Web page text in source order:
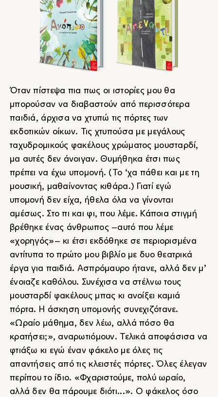
Όταν πίστεψα πια πως οι ιστορίες μου θα
μπορούσαν να διαβαστούν από περισσότερα
παιδιά, άρχισα να χτυπώ τις πόρτες των
εκδοτικών οίκων. Τις χτυπούσα με μεγάλους
ταχυδρομικούς φακέλους χρώματος μουσταρδί,
μα αυτές δεν άνοιγαν. Θυμήθηκα έτσι πως
πρέπει να έχω υπομονή. (Το ‘χα πάθει και με τη
μουσική, μαθαίνοντας κιθάρα.) Γιατί εγώ
υπομονή δεν είχα, ήθελα όλα να γίνονται
αμέσως. Στο πι και φι, που λέμε. Κάποια στιγμή
βρέθηκε ένας άνθρωπος –αυτό που λέμε
«χορηγός»– κι έτσι εκδόθηκε σε περιορισμένα
αντίτυπα το πρώτο μου βιβλίο με δυο θεατρικά
έργα για παιδιά. Ασπρόμαυρο ήτανε, αλλά δεν μ’
ένοιαζε καθόλου. Συνέχισα να στέλνω τους
μουσταρδί φακέλους μπας κι ανοίξει καμιά
πόρτα. Η άσκηση υπομονής συνεχιζότανε.
«Ωραίο μάθημα, δεν λέω, αλλά πόσο θα
κρατήσει;», αναρωτιόμουν. Τελικά αποφάσισα να
φτιάξω κι εγώ έναν φάκελο με όλες τις
απαντήσεις από τις κλειστές πόρτες. Όλες έλεγαν
περίπου το ίδιο. «Φχαριστούμε, πολύ ωραίο,
αλλά δεν θα πάρουμε διότι...». Ο φάκελος όσο